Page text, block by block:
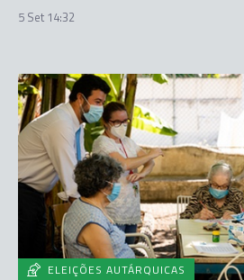
5 Set 14:32
ELEIÇÕES AUTÁRQUICAS